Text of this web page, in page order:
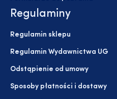
Regulaminy
Regulamin sklepu
Regulamin Wydawnictwa UG
Odstąpienie od umowy
Sposoby płatności i dostawy